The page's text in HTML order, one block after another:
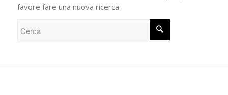
favore fare una nuova ricerca